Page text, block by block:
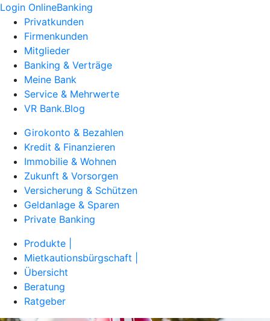
Login OnlineBanking
Privatkunden
Firmenkunden
Mitglieder
Banking & Verträge
Meine Bank
Service & Mehrwerte
VR Bank.Blog
Girokonto & Bezahlen
Kredit & Finanzieren
Immobilie & Wohnen
Zukunft & Vorsorgen
Versicherung & Schützen
Geldanlage & Sparen
Private Banking
Produkte |
Mietkautionsbürgschaft |
Übersicht
Beratung
Ratgeber